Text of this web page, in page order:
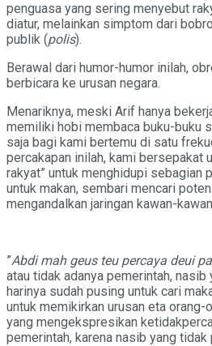
penguasa yang sering menyebut
diatur, melainkan simptom dari
publik (polis).
Berawal dari humor-humor inilah,
berbicara ke urusan negara.
Menariknya, meski Arif hanya
memiliki hobi membaca buku-buku
saja bagi kami bertemu di satu
percakapan inilah, kami bersepakat
rakyat” untuk menghidupi sebagian
untuk makan, sembari mencari
mengandalkan jaringan kawan-
”Abdi mah geus teu percaya deui
atau tidak adanya pemerintah,
harinya sudah pusing untuk cari
untuk memikirkan urusan eta orang-
yang mengekspresikan
pemerintah, karena nasib yang tidak